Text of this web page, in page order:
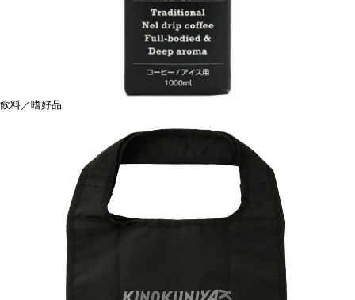
飲料／嗜好品